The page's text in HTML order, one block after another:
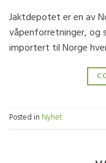
Jaktdepotet er en av
våpenforretninger, og
importert til Norge
Posted in Nyhet